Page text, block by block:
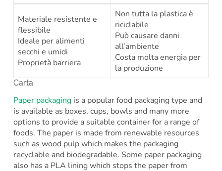
Materiale resistente e
flessibile
Ideale per alimenti
secchi e umidi
Proprietà barriera
Non tutta la plastica è
riciclabile
Può causare danni
all’ambiente
Costa molta energia per
la produzione
Carta
Paper packagingis a popular food packaging type and
is available as boxes, cups, bowls and many more
options to provide a suitable container for a range of
foods. The paper is made from renewable resources
such as wood pulp which makes the packaging
recyclable and biodegradable. Some paper packaging
also has a PLA lining which stops the paper from